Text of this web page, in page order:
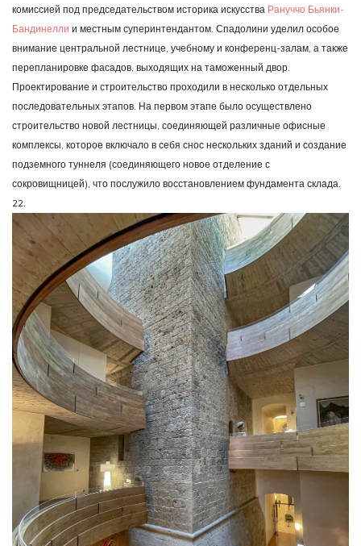
комиссией под председательством историка искусства Рануччо Бьянки-
Бандинелли и местным суперинтендантом. Спадолини уделил особое
внимание центральной лестнице, учебному и конференц-залам, а также
перепланировке фасадов, выходящих на таможенный двор.
Проектирование и строительство проходили в несколько отдельных
последовательных этапов. На первом этапе было осуществлено
строительство новой лестницы, соединяющей различные офисные
комплексы, которое включало в себя снос нескольких зданий и создание
подземного туннеля (соединяющего новое отделение с
сокровищницей), что послужило восстановлением фундамента склада.
22.